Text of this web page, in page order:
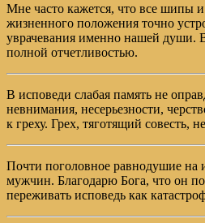
Мне часто кажется, что все шипы
жизненного положения точно
уврачевания именно нашей души.
полной отчетливостью.
В исповеди слабая память не
невнимания, несерьезности,
к греху. Грех, тяготящий совесть,
Почти поголовное равнодушие на
мужчин. Благодарю Бога, что он
переживать исповедь как